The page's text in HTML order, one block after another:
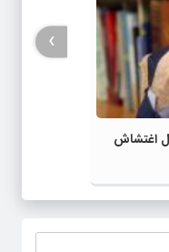
اغتشاش
›